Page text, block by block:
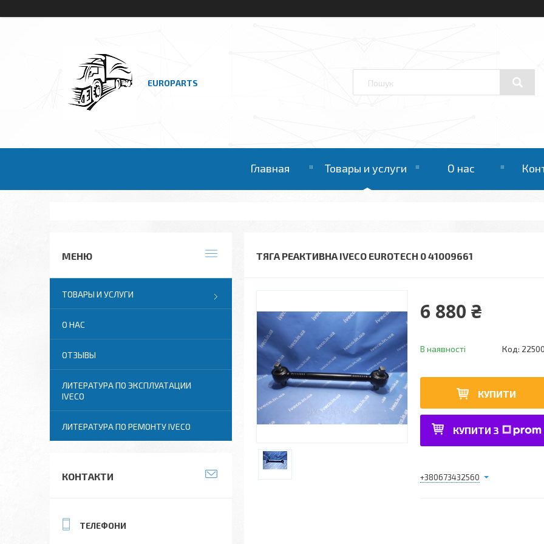
EUROPARTS
Главная Товары и услуги О нас
ТЯГА РЕАКТИВНА IVECO EUROTECH 0 41009661
6 880 ₴
В наявності Код:
КУПИТИ
КУПИТИ З
+380673432560
ТОВАРЫ И УСЛУГИ
О НАС
ОТЗЫВЫ
ЛИТЕРАТУРА ПО ЭКСПЛУАТАЦИИ
IVECO
ЛИТЕРАТУРА ПО РЕМОНТУ IVECO
КОНТАКТИ